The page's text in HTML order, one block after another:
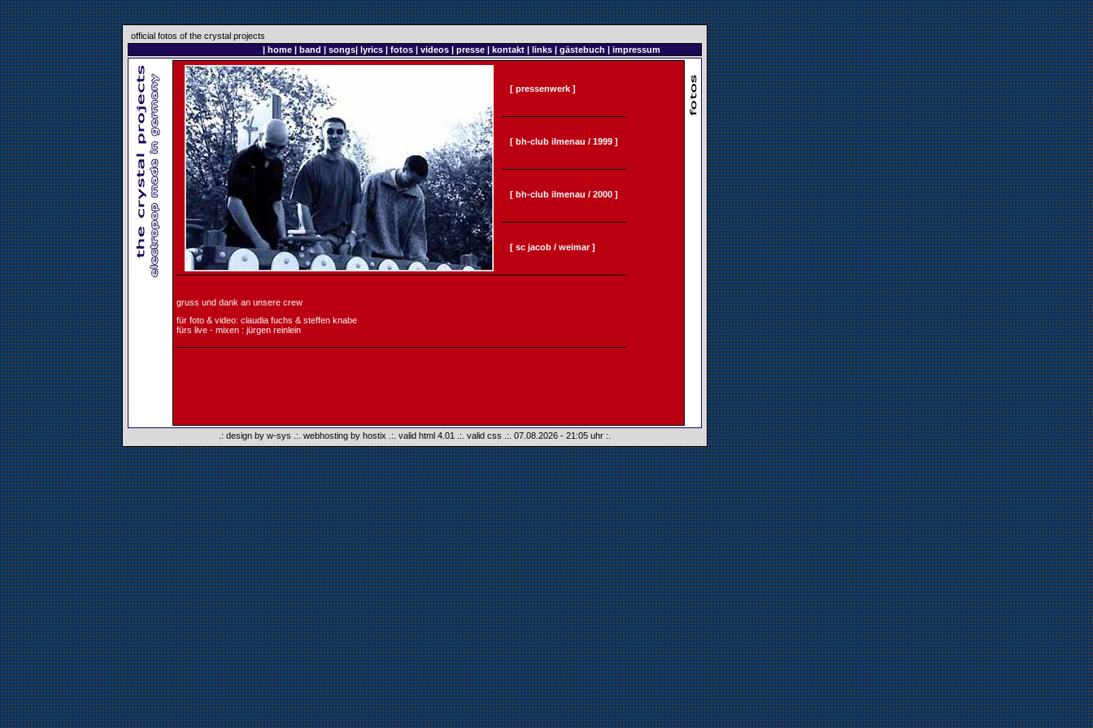
official fotos of the crystal projects
| home | band | songs| lyrics | fotos | videos | presse | kontakt | links | gästebuch | impressum
[ pressenwerk ]
[ bh-club ilmenau / 1999 ]
[ bh-club ilmenau / 2000 ]
[ sc jacob / weimar ]
gruss und dank an unsere crew
für foto & video: claudia fuchs & steffen knabe
fürs live - mixen : jürgen reinlein
.: design by w-sys .:. webhosting by hostix .:. valid html 4.01 .:. valid css .:. 07.08.2026 - 21:05 uhr :.